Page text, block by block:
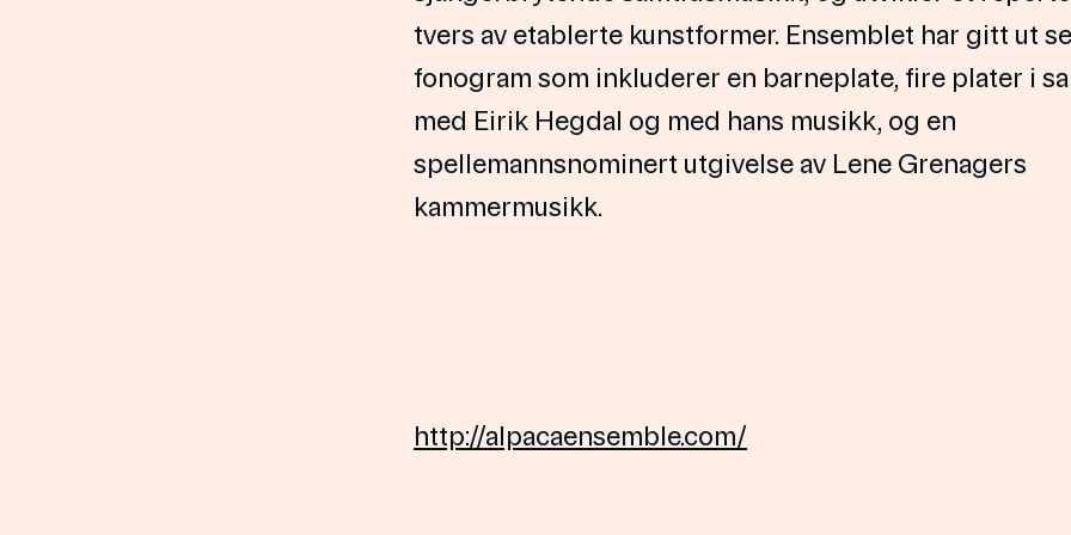
tvers av etablerte kunstformer. Ensemblet har gitt ut
fonogram som inkluderer en barneplate, fire plater i
med Eirik Hegdal og med hans musikk, og en
spellemannsnominert utgivelse av Lene Grenagers
kammermusikk.
http://alpacaensemble.com/